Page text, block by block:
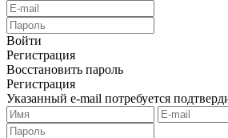
Войти
Регистрация
Восстановить пароль
Регистрация
Указанный e-mail потребуется